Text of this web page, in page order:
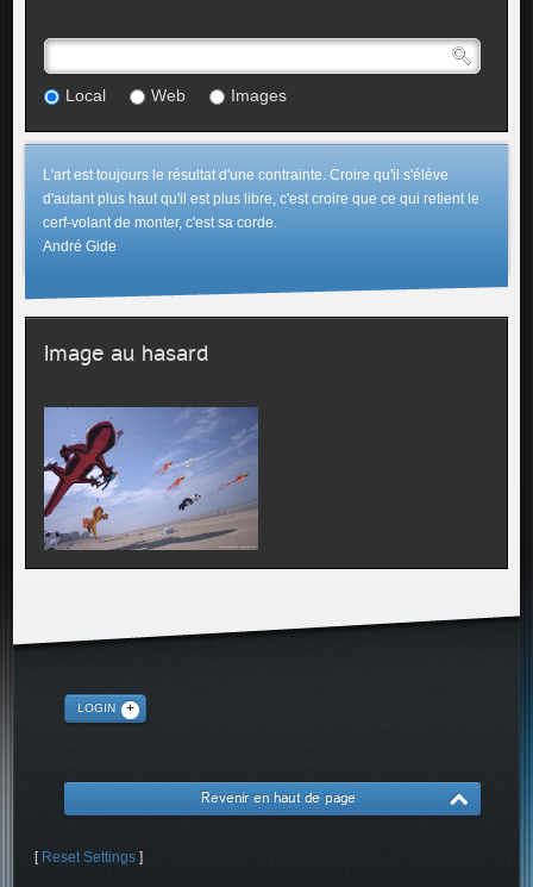
Local Web Images
L'art est toujours le résultat d'une contrainte. Croire qu'il s'élève
d'autant plus haut qu'il est plus libre, c'est croire que ce qui retient le
cerf-volant de monter, c'est sa corde.
André Gide
Image au hasard
LOGIN
Revenir en haut de page
[ Reset Settings ]